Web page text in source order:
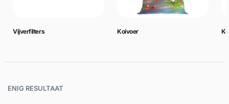
Vijverfilters Koivoer
ENIG RESULTAAT